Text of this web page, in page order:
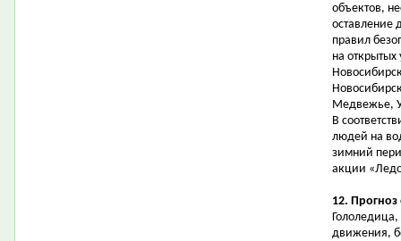
объектов,
оставление
правил
на
Медвежье,
В
людей на
зимний
акции
12. Прогноз
движения,